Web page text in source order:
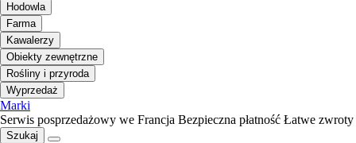
Hodowla
Farma
Kawalerzy
Obiekty zewnętrzne
Rośliny i przyroda
Wyprzedaż
Marki
Serwis posprzedażowy we Francja Bezpieczna płatność Łatwe zwroty
Szukaj